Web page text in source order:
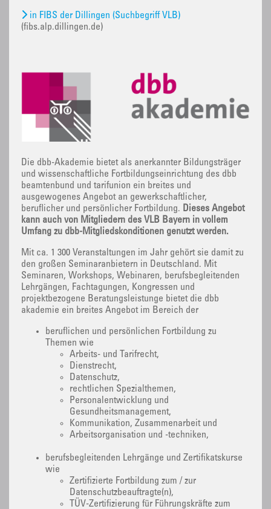
in FIBS der Dillingen (Suchbegriff VLB)
(fibs.alp.dillingen.de)
Die dbb-Akademie bietet als anerkannter Bildungsträger
und wissenschaftliche Fortbildungseinrichtung des dbb
beamtenbund und tarifunion ein breites und
ausgewogenes Angebot an gewerkschaftlicher,
beruflicher und persönlicher Fortbildung. Dieses Angebot
kann auch von Mitgliedern des VLB Bayern in vollem
Umfang zu dbb-Mitgliedskonditionen genutzt werden.
Mit ca. 1 300 Veranstaltungen im Jahr gehört sie damit zu
den großen Seminaranbietern in Deutschland. Mit
Seminaren, Workshops, Webinaren, berufsbegleitenden
Lehrgängen, Fachtagungen, Kongressen und
projektbezogene Beratungsleistunge bietet die dbb
akademie ein breites Angebot im Bereich der
beruflichen und persönlichen Fortbildung zu
Themen wie
Arbeits- und Tarifrecht,
Dienstrecht,
Datenschutz,
rechtlichen Spezialthemen,
Personalentwicklung und
Gesundheitsmanagement,
Kommunikation, Zusammenarbeit und
Arbeitsorganisation und -techniken,
berufsbegleitenden Lehrgänge und Zertifikatskurse
wie
Zertifizierte Fortbildung zum / zur
Datenschutzbeauftragte(n),
TÜV-Zertifizierung für Führungskräfte zum